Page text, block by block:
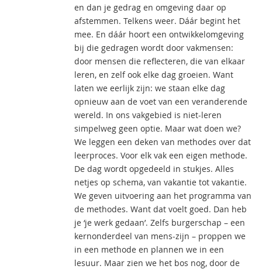
en dan je gedrag en omgeving daar op
afstemmen. Telkens weer. Dáár begint het
mee. En dáár hoort een ontwikkelomgeving
bij die gedragen wordt door vakmensen:
door mensen die reflecteren, die van elkaar
leren, en zelf ook elke dag groeien. Want
laten we eerlijk zijn: we staan elke dag
opnieuw aan de voet van een veranderende
wereld. In ons vakgebied is niet-leren
simpelweg geen optie. Maar wat doen we?
We leggen een deken van methodes over dat
leerproces. Voor elk vak een eigen methode.
De dag wordt opgedeeld in stukjes. Alles
netjes op schema, van vakantie tot vakantie.
We geven uitvoering aan het programma van
de methodes. Want dat voelt goed. Dan heb
je ‘je werk gedaan’. Zelfs burgerschap – een
kernonderdeel van mens-zijn – proppen we
in een methode en plannen we in een
lesuur. Maar zien we het bos nog, door de